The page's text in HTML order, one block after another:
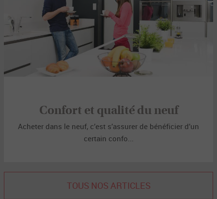
Confort et qualité du neuf
Acheter dans le neuf, c’est s’assurer de bénéficier d’un
certain confo...
TOUS NOS ARTICLES